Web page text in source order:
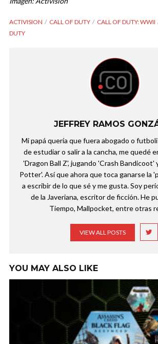
ACTIVISION CALL OF DUTY CALL OF DUTY: WWII
DUTY
JEFFREY RAMOS
Mi papá quería que fuera abogado o
de estudiar o salir a la cancha, me quedé
'Dragon Ball Z', jugando 'Crash Bandicoot'
Potter'. Así que ahora que toca ganarse la
a escribir de lo que sé y me gusta. Soy
de la Javeriana, escritor de ficción. He
Tiempo, Mallpocket, entre otras
VIEW ALL POSTS
YOU MAY ALSO LIKE